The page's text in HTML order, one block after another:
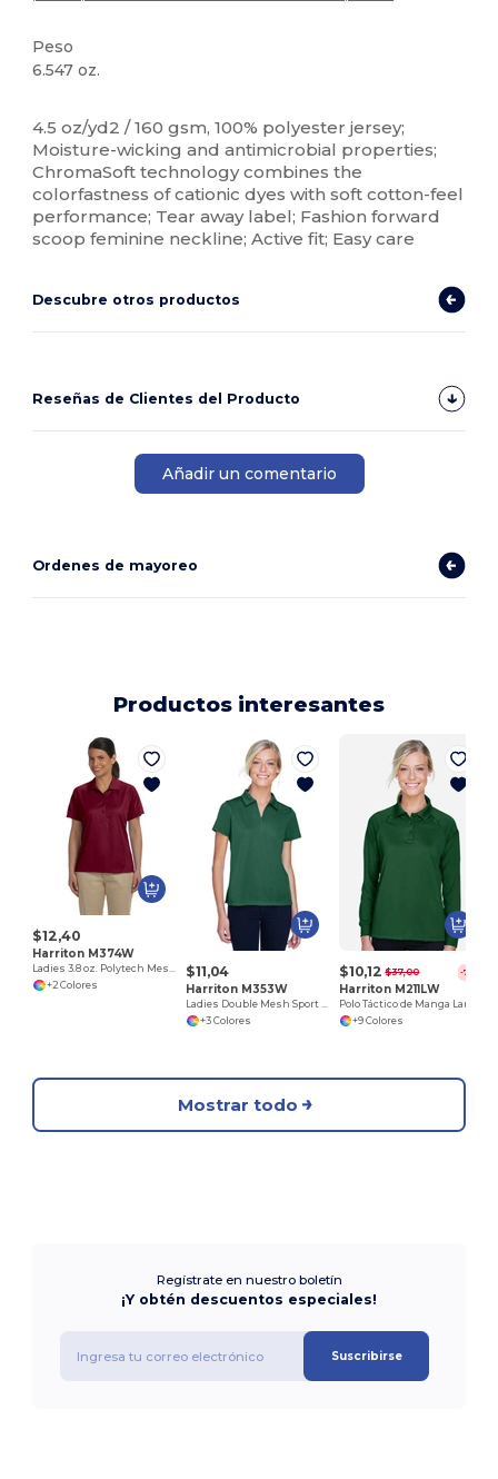
Peso
6.547 oz.
4.5 oz/yd2 / 160 gsm, 100% polyester jersey;
Moisture-wicking and antimicrobial properties;
ChromaSoft technology combines the
colorfastness of cationic dyes with soft cotton-feel
performance; Tear away label; Fashion forward
scoop feminine neckline; Active fit; Easy care
Descubre otros productos
Reseñas de Clientes del Producto
Añadir un comentario
Ordenes de mayoreo
Productos interesantes
$12,40
Harriton M374W
Ladies 3.8 oz. Polytech Mesh Insert Polo
+2 Colores
$11,04
Harriton M353W
Ladies Double Mesh Sport Shirt
+3 Colores
$10,12 $37,00 -73%
Harriton M211LW
+9 Colores
Mostrar todo
Regístrate en nuestro boletín
¡Y obtén descuentos especiales!
Suscribirse